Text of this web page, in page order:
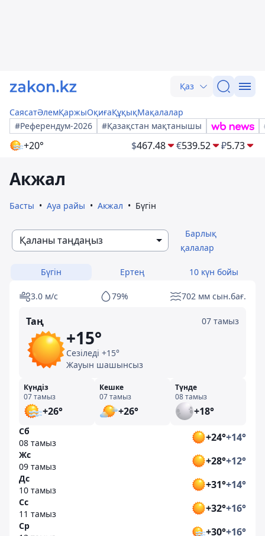
Қаз
СаясатӘлемҚаржыОқиғаҚұқықМақалалар
#Референдум-2026
#Қазақстан мақтанышы
+20° $467.48 €539.52 ₽5.73
Акжал
Басты Ауа райы Акжал Бүгін
Қаланы таңдаңыз
Барлық
қалалар
Бүгін Ертең 10 күн бойы
3.0 м/с 79% 702 мм сын.бағ.
Таң 07 тамыз
+15°
Сезіледі +15°
Жауын шашынсыз
Күндіз
07 тамыз
+26°
Кешке
07 тамыз
+26°
Түнде
08 тамыз
+18°
Сб
08 тамыз
+24°+14°
Жс
09 тамыз
+28°+12°
Дс
10 тамыз
+31°+14°
Сс
11 тамыз
+32°+16°
Ср
+30°+16°